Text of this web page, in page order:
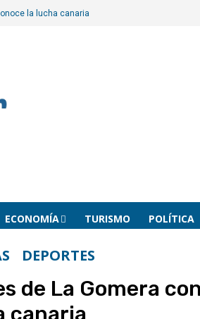
la lucha canaria
ECONOMÍA TURISMO POLÍTICA
DEPORTES
de La Gomera